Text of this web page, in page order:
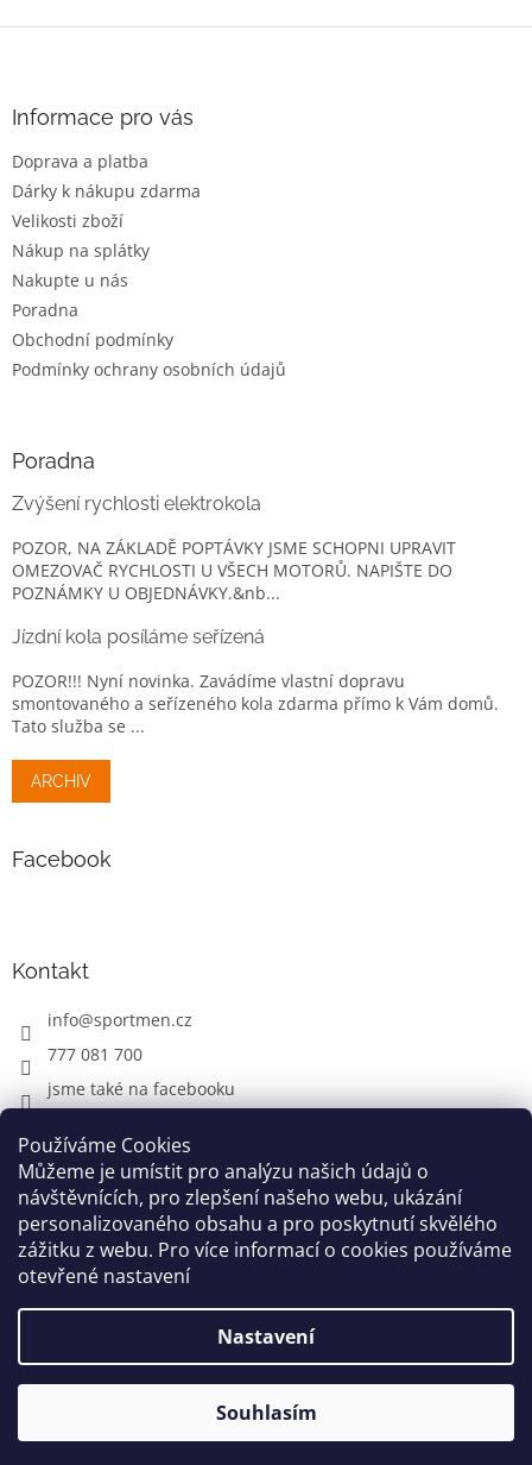
Používáme Cookies
Můžeme je umístit pro analýzu našich údajů o
návštěvnících, pro zlepšení našeho webu, ukázání
personalizovaného obsahu a pro poskytnutí skvělého
zážitku z webu. Pro více informací o cookies používáme
otevřené nastavení
Nastavení
Souhlasím
Informace pro vás
Doprava a platba
Dárky k nákupu zdarma
Velikosti zboží
Nákup na splátky
Nakupte u nás
Poradna
Obchodní podmínky
Podmínky ochrany osobních údajů
Poradna
Zvýšení rychlosti elektrokola
POZOR, NA ZÁKLADĚ POPTÁVKY JSME SCHOPNI UPRAVIT
OMEZOVAČ RYCHLOSTI U VŠECH MOTORŮ. NAPIŠTE DO
POZNÁMKY U OBJEDNÁVKY.&nb...
Jízdní kola posíláme seřízená
POZOR!!! Nyní novinka. Zavádíme vlastní dopravu
smontovaného a seřízeného kola zdarma přímo k Vám domů.
Tato služba se ...
ARCHIV
Facebook
Kontakt
info@sportmen.cz
777 081 700
jsme také na facebooku
CYKLO OBLEČENÍ
Copyright 2026www.sportmen.cz. Všechna práva
Grafika a úprava šablónyMilan Markovič